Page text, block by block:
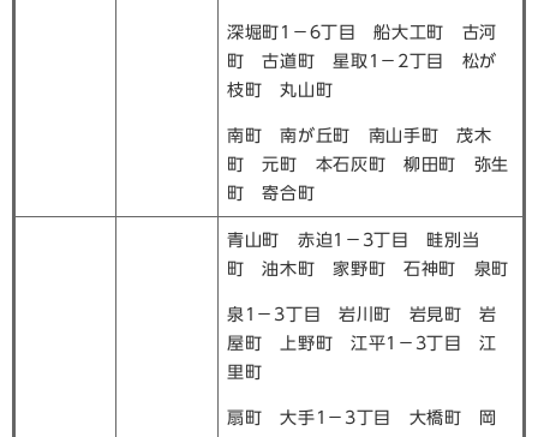
深堀町1－6丁目 船大工町 古河
町 古道町 星取1－2丁目 松が
枝町 丸山町
南町 南が丘町 南山手町 茂木
町 元町 本石灰町 柳田町 弥生
町 寄合町
青山町 赤迫1－3丁目 畦別当
町 油木町 家野町 石神町 泉町
泉1－3丁目 岩川町 岩見町 岩
屋町 上野町 江平1－3丁目 江
里町
扇町 大手1－3丁目 大橋町 岡